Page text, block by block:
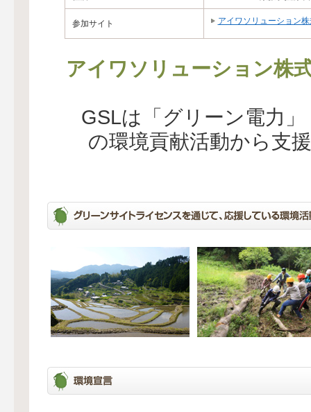
参加サイト アイワソリューション
アイワソリューション株
GSLは「グリーン電力
の環境貢献活動から支